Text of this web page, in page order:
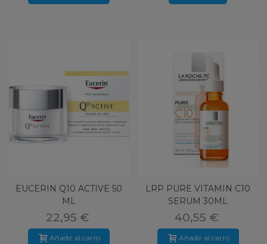
EUCERIN Q10 ACTIVE 50
ML
22,95 €
Añadir al carro
LRP PURE VITAMIN C10
SERUM 30ML
40,55 €
Añadir al carro